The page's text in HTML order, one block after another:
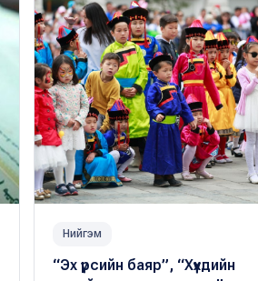
Нийгэм
“Эх үрсийн баяр”, “Хүүхдийн